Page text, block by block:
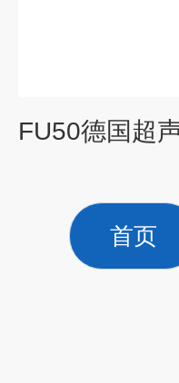
首页